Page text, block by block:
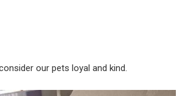
our pets loyal and kind.